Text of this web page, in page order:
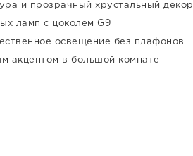
и прозрачный хрустальный декор
ламп с цоколем G9
освещение без плафонов
акцентом в большой комнате